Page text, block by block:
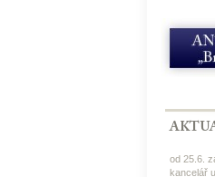
od 25.6.
kancelář